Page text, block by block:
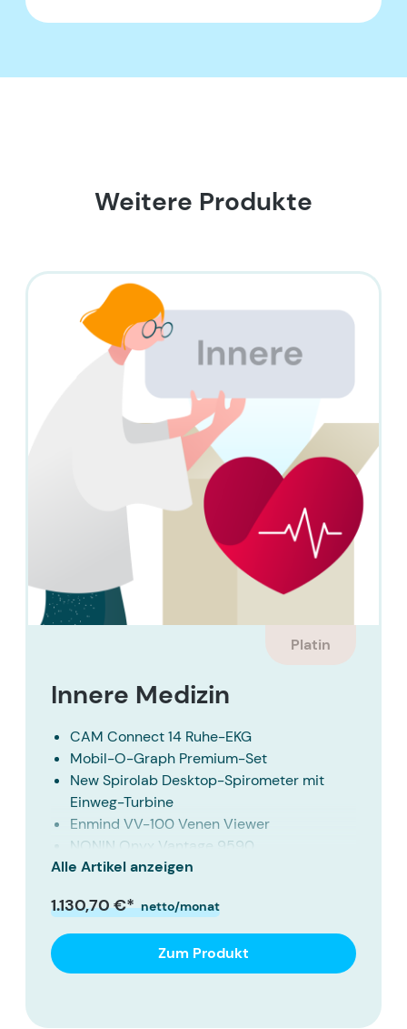
Weitere Produkte
Platin
Innere Medizin
CAM Connect 14 Ruhe-EKG
Mobil-O-Graph Premium-Set
New Spirolab Desktop-Spirometer mit
Einweg-Turbine
Enmind VV-100 Venen Viewer
NONIN Onyx Vantage 9590
Fingerpulsoximeter
8490 Littmann CORE Digital-Stethoskop
OMRON HBP-1320
CoaguChek Pro II System
GE SEER 1000 / CardioDay Easy Langzeit-
Alle Artikel anzeigen
1.130,70 €* netto/monat
Zum Produkt